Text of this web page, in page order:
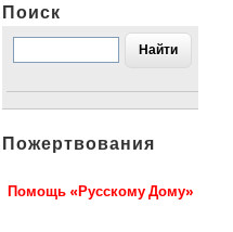
Поиск
Пожертвования
Помощь «Русскому Дому»